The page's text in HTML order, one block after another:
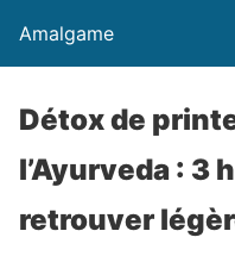
Amalgame
Détox de
l’Ayurveda : 3
retrouver